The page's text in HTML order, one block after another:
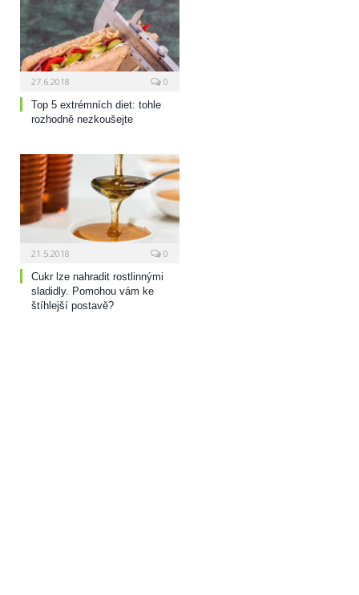
27.6.2018
0
Top 5 extrémních diet: tohle
rozhodně nezkoušejte
21.5.2018
0
Cukr lze nahradit rostlinnými
sladidly. Pomohou vám ke
štíhlejší postavě?